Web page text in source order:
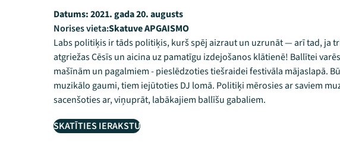
Datums:2021. gada 20. augusts
Norises vieta:Skatuve APGAISMO
Labs politiķis ir tāds politiķis, kurš spēj aizraut un uzrunāt — arī tad, ja
atgriežas Cēsīs un aicina uz pamatīgu izdejošanos klātienē! Ballītei
mašīnām un pagalmiem - pieslēdzoties tiešraidei festivāla mājaslapā.
muzikālo gaumi, tiem iejūtoties DJ lomā. Politiķi mērosies ar saviem
sacenšoties ar, viņuprāt, labākajiem ballīšu gabaliem.
SKATĪTIES IERAKSTU